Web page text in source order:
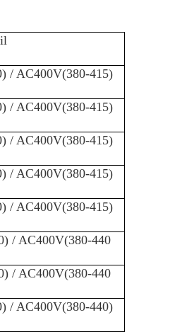
/ AC400V(380-415)
/ AC400V(380-415)
/ AC400V(380-415)
/ AC400V(380-415)
/ AC400V(380-415)
/ AC400V(380-440
/ AC400V(380-440
/ AC400V(380-440)